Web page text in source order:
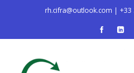
rh.cifra@outlook.com | +33